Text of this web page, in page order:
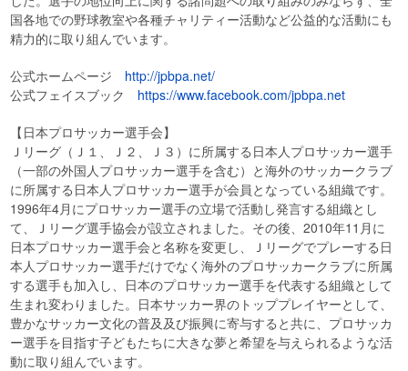
国各地での野球教室や各種チャリティー活動など公益的な活動にも
精力的に取り組んでいます。
公式ホームページ http://jpbpa.net/
公式フェイスブック https://www.facebook.com/jpbpa.net
【日本プロサッカー選手会】
Ｊリーグ（Ｊ１、Ｊ２、Ｊ３）に所属する日本人プロサッカー選手
（一部の外国人プロサッカー選手を含む）と海外のサッカークラブ
に所属する日本人プロサッカー選手が会員となっている組織です。
1996年4月にプロサッカー選手の立場で活動し発言する組織とし
て、Ｊリーグ選手協会が設立されました。その後、2010年11月に
日本プロサッカー選手会と名称を変更し、Ｊリーグでプレーする日
本人プロサッカー選手だけでなく海外のプロサッカークラブに所属
する選手も加入し、日本のプロサッカー選手を代表する組織として
生まれ変わりました。日本サッカー界のトッププレイヤーとして、
豊かなサッカー文化の普及及び振興に寄与すると共に、プロサッカ
ー選手を目指す子どもたちに大きな夢と希望を与えられるような活
動に取り組んでいます。